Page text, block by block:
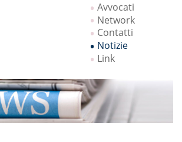
Avvocati
Network
Contatti
Notizie
Link